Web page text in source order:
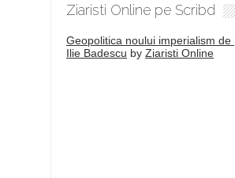
Ziaristi Online pe Scribd
Geopolitica noului imperialism de
Ilie Badescu by Ziaristi Online